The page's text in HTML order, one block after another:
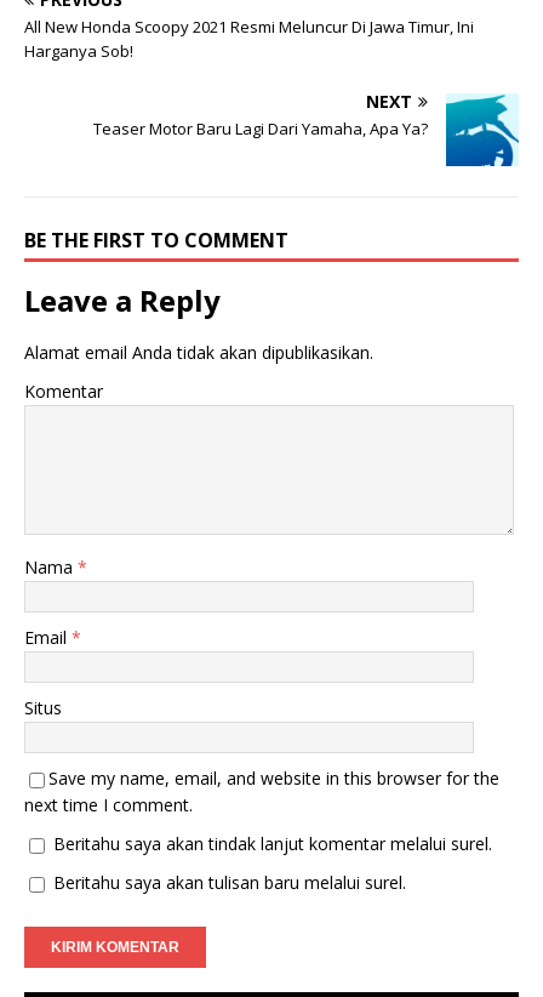
All New Honda Scoopy 2021 Resmi Meluncur Di Jawa Timur, Ini
Harganya Sob!
NEXT
Teaser Motor Baru Lagi Dari Yamaha, Apa Ya?
BE THE FIRST TO COMMENT
Leave a Reply
Alamat email Anda tidak akan dipublikasikan.
Komentar
Nama *
Email *
Situs
Save my name, email, and website in this browser for the
next time I comment.
Beritahu saya akan tindak lanjut komentar melalui surel.
Beritahu saya akan tulisan baru melalui surel.